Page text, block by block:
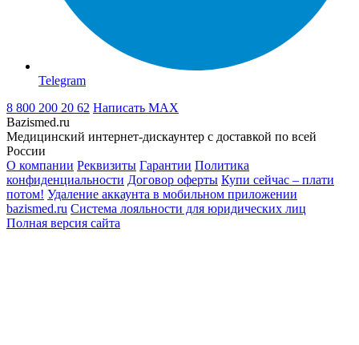
Telegram
8 800 200 20 62 Написать MAX
Bazismed.ru
Медицинский интернет-дискаунтер с доставкой по всей
России
О компании Реквизиты Гарантии Политика
конфиденциальности Договор оферты Купи сейчас – плати
потом! Удаление аккаунта в мобильном приложении
bazismed.ru Система лояльности для юридических лиц
Полная версия сайта